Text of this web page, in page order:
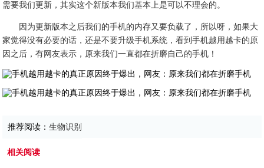
需要我们更新，其实这个新版本我们基本上是可以不理会的。
因为更新版本之后我们的手机的内存又要负载了，所以呀，如果大
家觉得没有必要的话，还是不要升级手机系统，看到手机越用越卡的原
因之后，有网友表示，原来我们一直都在折磨自己的手机！
推荐阅读：生物识别
相关阅读